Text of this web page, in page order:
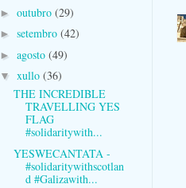
► outubro (29)
► setembro (42)
► agosto (49)
▼ xullo (36)
THE INCREDIBLE
TRAVELLING YES
FLAG
#solidaritywith...
YESWECANTATA -
#solidaritywithscotlan
d #Galizawith...